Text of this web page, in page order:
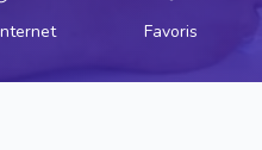
Favoris